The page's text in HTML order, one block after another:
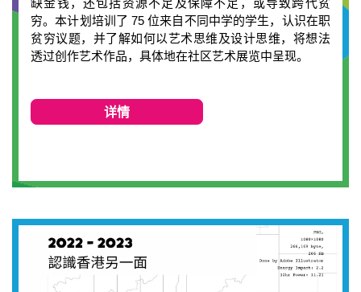
缺金钱，还包括资源不足及保障不足，或导致跨代贫
穷。本计划培训了 75 位来自不同中学的学生，认识在职
贫穷议题，并了解如何以艺术思维及设计思维，将想法
透过创作艺术作品，具体地在社区艺术展览中呈现。
详情